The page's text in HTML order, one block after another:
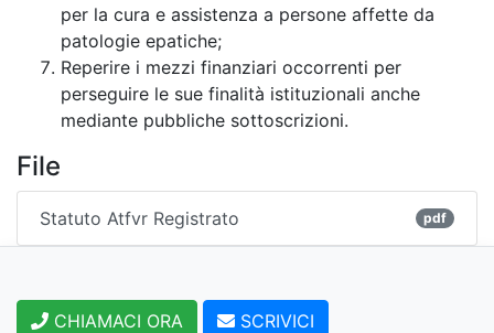
per la cura e assistenza a persone affette da
patologie epatiche;
Reperire i mezzi finanziari occorrenti per
perseguire le sue finalità istituzionali anche
mediante pubbliche sottoscrizioni.
File
Statuto Atfvr Registrato pdf
CHIAMACI ORA SCRIVICI